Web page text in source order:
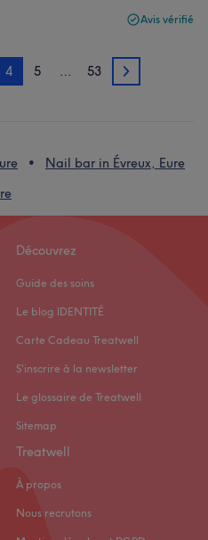
Avis vérifié
4 5 … 53 5
Nail bar in Évreux, Eure
Découvrez
Guide des soins
Le blog IDENTITÉ
Carte Cadeau Treatwell
S'inscrire à la newsletter
Le glossaire de Treatwell
Sitemap
Treatwell
À propos
Nous recrutons